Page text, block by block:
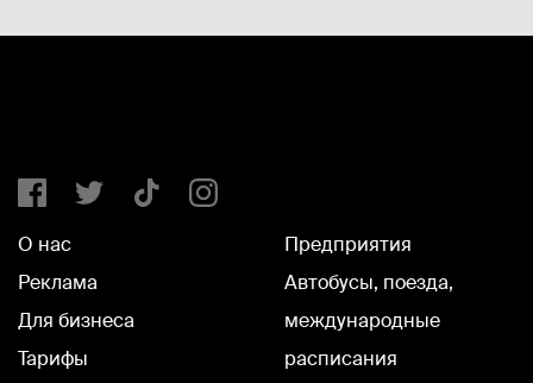
О нас
Реклама
Для бизнеса
Тарифы
Предприятия
Автобусы, поезда,
международные
расписания